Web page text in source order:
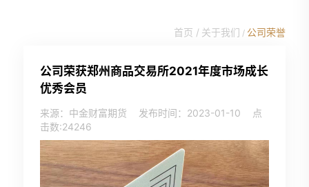
首页 / 关于我们 / 公司荣誉
公司荣获郑州商品交易所2021年度市场成长
优秀会员
来源：中金财富期货 发布时间：2023-01-10
点
击数:24246